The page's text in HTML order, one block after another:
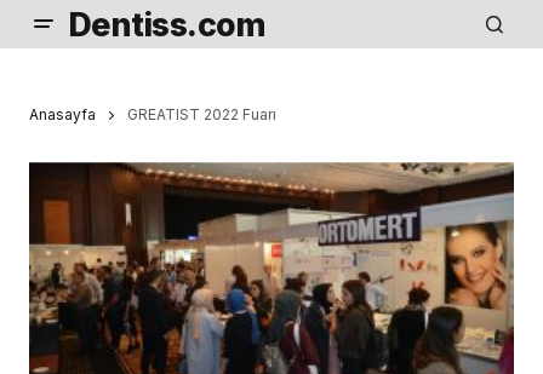
Dentiss.com
Anasayfa GREATIST 2022 Fuarı